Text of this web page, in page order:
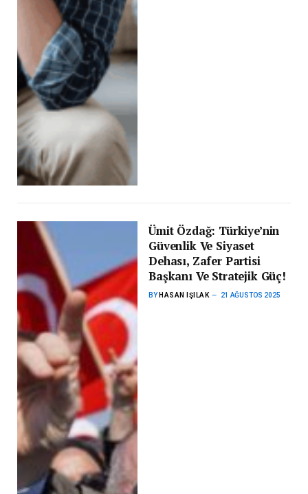
Ümit Özdağ: Türkiye’nin
Güvenlik Ve Siyaset
Dehası, Zafer Partisi
Başkanı Ve Stratejik Güç!
BY HASAN IŞILAK 21 AĞUSTOS 2025